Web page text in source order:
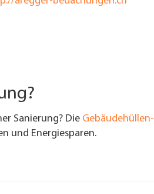
Sanierung? Die Gebäudehüllen-
und Energiesparen.